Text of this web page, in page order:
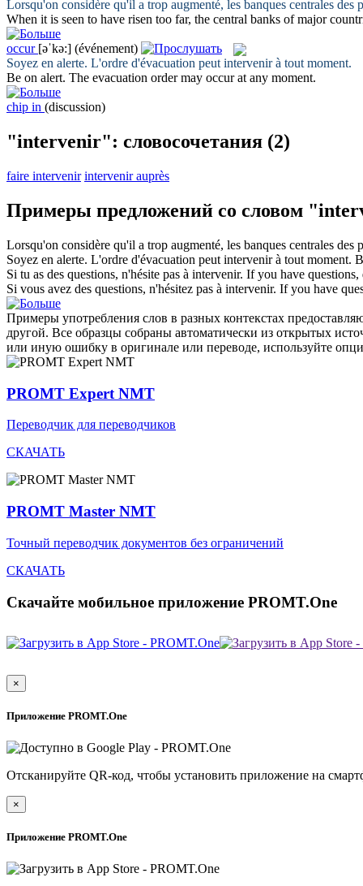
Lorsqu'on considère qu'il a trop augmenté, les banques centrales
When it is seen to have risen too far, the central banks of major
occur [əˈkə:] (événement)
Soyez en alerte. L'ordre d'évacuation peut intervenirà tout moment.
Be on alert. The evacuation order may occurat any moment.
chip in (discussion)
"intervenir": словосочетания (2)
faire intervenir intervenir auprès
Примеры предложений со словом
Lorsqu'on considère qu'il a trop augmenté, les banques centrales
Soyez en alerte. L'ordre d'évacuation peut intervenirà tout moment.
Si tu as des questions, n'hésite pas à intervenir. If you have
Si vous avez des questions, n'hésitez pas à intervenir. If you have
Примеры употребления слов в разных контекстах
другой. Все образцы собраны автоматически из открытых
или иную ошибку в оригинале или переводе, используйте
PROMT Expert NMT
Переводчик для переводчиков
СКАЧАТЬ
PROMT Master NMT
Точный переводчик документов без ограничений
СКАЧАТЬ
Скачайте мобильное приложение PROMT.One
×
Приложение PROMT.One
Отсканируйте QR-код, чтобы установить приложение на
×
Приложение PROMT.One